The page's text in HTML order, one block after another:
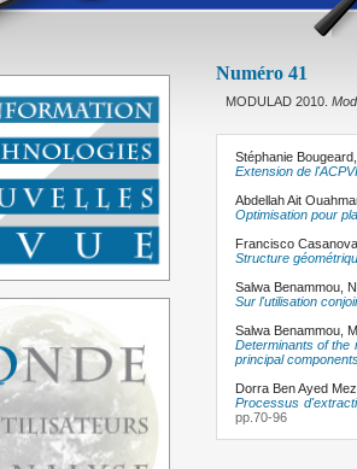
Numéro 41
MODULAD 2010.
Stéphanie
Extension de
Abdellah Ait
Optimisation pour
Francisco
Structure
Salwa Benammou,
Sur l'utilisation
Salwa Benammou,
Determinants of the
principal
Dorra Ben Ayed
Processus
pp.70-96